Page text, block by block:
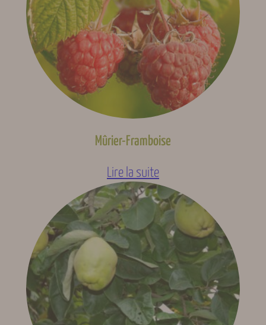
Rusticité Rustique (-10 à -20 °C)
Type de sols
Acidicole, Tous type de
Type de plante Buisson
Mûrier-Framboise
Lire la suite